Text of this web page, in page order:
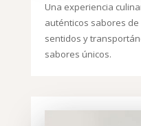
Una experiencia
auténticos sabores
sentidos y
sabores únicos.